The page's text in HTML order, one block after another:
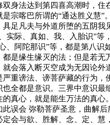
身法达到第四喜高潮时，
宗喀巴所谓的“通达胜义慧
足凡夫与外道所堕的五阴我
实际、真如、我、入胎识”
、阿陀那识”等，都是第八
是缘生缘灭的法；但是若
会落入断灭空成为无因论
重谤法、谤菩萨藏的行为，
全都是意识。三界中意识
真心，就是能生万法的真心
误会 弥勒菩萨圣意，曲解
会与欲、胜解、念、定、